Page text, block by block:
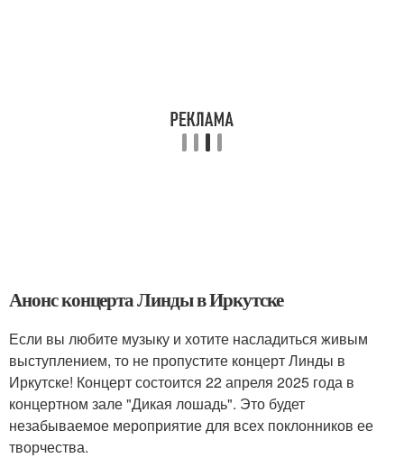
Анонс концерта Линды в Иркутске
Если вы любите музыку и хотите насладиться живым
выступлением, то не пропустите концерт Линды в
Иркутске! Концерт состоится 22 апреля 2025 года в
концертном зале "Дикая лошадь". Это будет
незабываемое мероприятие для всех поклонников ее
творчества.